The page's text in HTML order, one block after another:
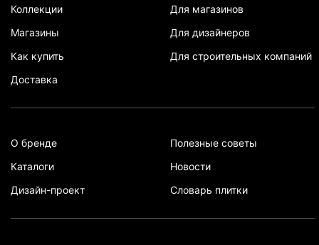
Коллекции
Магазины
Как купить
Доставка
Для магазинов
Для дизайнеров
Для строительных компаний
О бренде
Каталоги
Дизайн-проект
Полезные советы
Новости
Словарь плитки